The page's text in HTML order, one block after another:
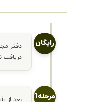
رایگان
دفتر
دریافت
مرحله1
بعد از